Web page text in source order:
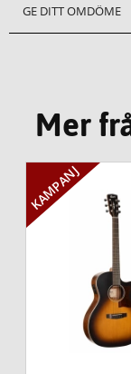
GE DITT OMDÖME
Mer